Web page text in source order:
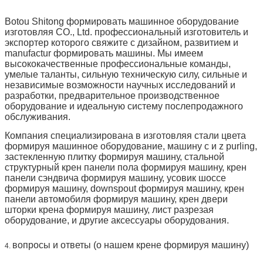
Botou Shitong формировать машинное оборудование
изготовляя CO., Ltd. профессиональный изготовитель и
экспортер которого свяжите с дизайном, развитием и
manufactur формировать машины. Мы имеем
высококачественные профессиональные команды,
умелые таланты, сильную техническую силу, сильные и
независимые возможности научных исследований и
разработки, предварительное производственное
оборудование и идеальную систему послепродажного
обслуживания.
Компания специализирована в изготовляя стали цвета
формируя машинное оборудование, машину c и z purling,
застекленную плитку формируя машину, стальной
структурный крен панели пола формируя машину, крен
панели сэндвича формируя машину, усовик шоссе
формируя машину, downspout формируя машину, крен
панели автомобиля формируя машину, крен двери
шторки крена формируя машину, лист разрезая
оборудование, и другие аксессуары оборудования.
4. вопросы и ответы (о нашем крене формируя машину)